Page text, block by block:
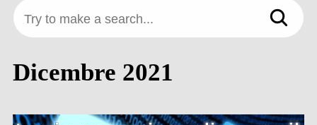
Try to make a search...
Dicembre 2021